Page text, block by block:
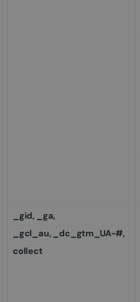
_gid, _ga,
_gcl_au, _dc_gtm_UA-#,
collect